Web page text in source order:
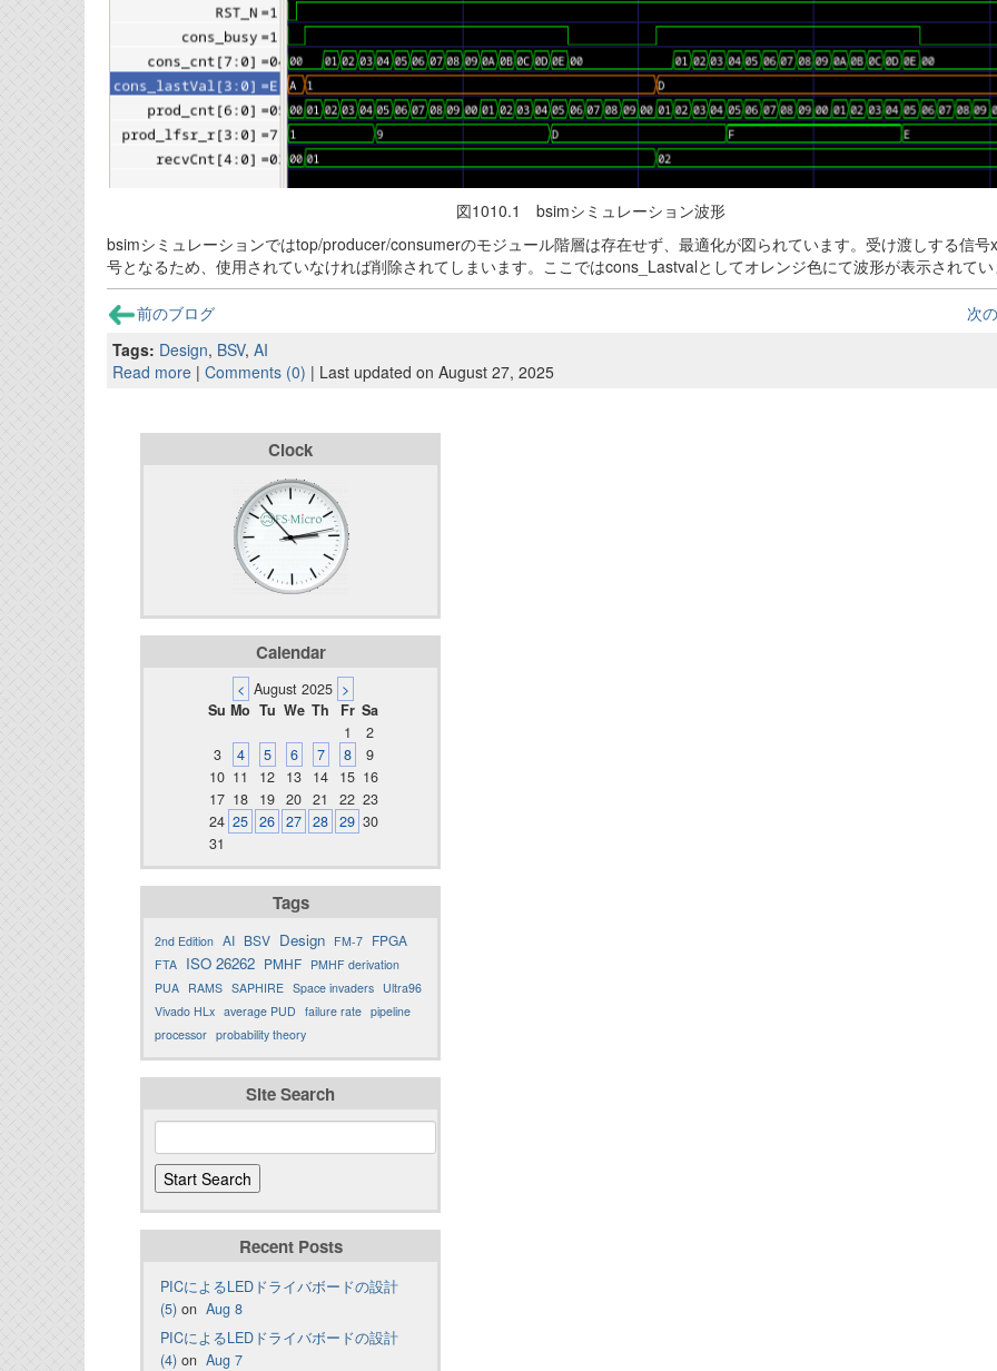
図1010.1 bsimシミュレーション波形
bsimシミュレーションではtop/producer/consumerのモジュール階層は存在せず、最適化が図られています。受け渡しする信号
号となるため、使用されていなければ削除されてしまいます。ここではcons_Lastvalとしてオレンジ色にて波形が表示されて
前のブログ
次
Tags: Design, BSV, AI
Read more | Comments (0) | Last updated on August 27, 2025
Clock
Calendar
< August 2025 >
Su Mo Tu We Th Fr Sa
1
2
3
4 5 6 7 8
9
10 11 12 13 14 15 16
17 18 19 20 21 22 23
24 25 26 27 28 29 30
31
Tags
2nd Edition AI BSV Design FM-7 FPGA
FTA ISO 26262 PMHF PMHF derivation
PUA RAMS SAPHIRE Space invaders Ultra96
Vivado HLx average PUD failure rate pipeline
processor probability theory
Site Search
Recent Posts
PICによるLEDドライバボードの設計
(5) on Aug 8
PICによるLEDドライバボードの設計
(4) on Aug 7